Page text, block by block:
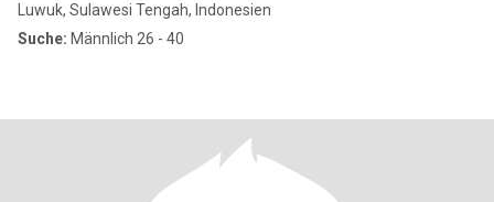
Luwuk, Sulawesi Tengah, Indonesien
Suche: Männlich 26 - 40